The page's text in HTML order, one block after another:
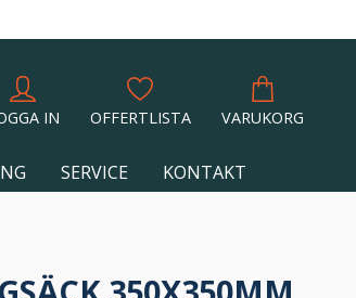
IN OFFERTLISTA VARUKORG
SERVICE KONTAKT